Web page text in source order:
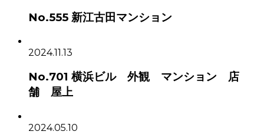
No.555 新江古田マンション
2024.11.13
No.701 横浜ビル 外観 マンション 店
舗 屋上
2024.05.10